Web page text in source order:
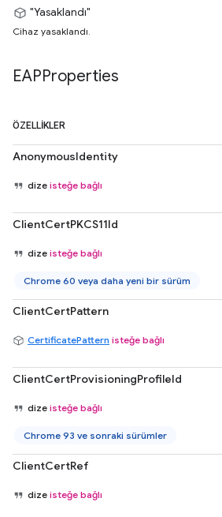
"Yasaklandı"
Cihaz yasaklandı.
EAPProperties
ÖZELLIKLER
AnonymousIdentity
dize isteğe bağlı
ClientCertPKCS11Id
dize isteğe bağlı
Chrome 60 veya daha yeni bir sürüm
ClientCertPattern
CertificatePattern isteğe bağlı
ClientCertProvisioningProfileId
dize isteğe bağlı
Chrome 93 ve sonraki sürümler
ClientCertRef
dize isteğe bağlı